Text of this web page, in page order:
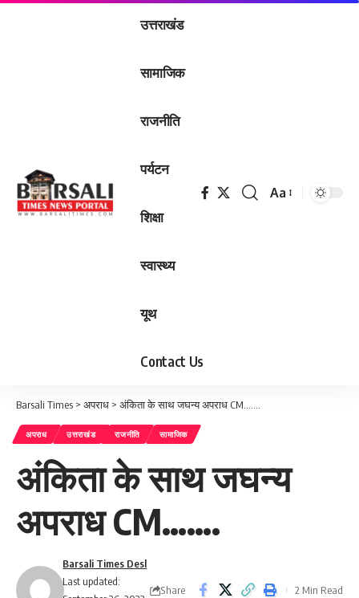
उत्तराखंड
सामाजिक
राजनीति
पर्यटन
शिक्षा
स्वास्थ्य
यूथ
Contact Us
Font
Aa
Barsali Times > अपराध > अंकिता के साथ जघन्य अपराध CM…….
अपराध उत्तराखंड राजनीति सामाजिक
अंकिता के साथ जघन्य
अपराध CM…….
Last updated:
Barsali Times Desl
Share 2 Min Read